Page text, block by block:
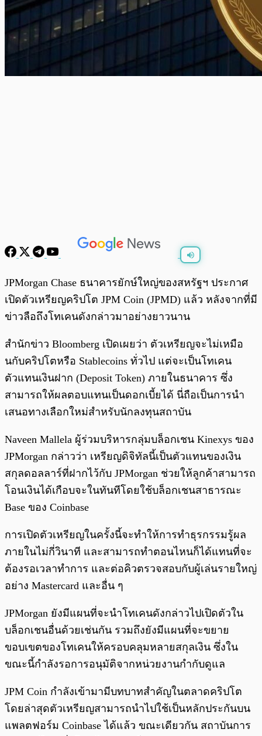
JPMorgan Chase ธนาคารยักษ์ใหญ่ของสหรัฐฯ ประกาศ
เปิดตัวเหรียญคริปโต JPM Coin (JPMD) แล้ว หลังจากที่มี
ข่าวลือถึงโทเคนดังกล่าวมาอย่างยาวนาน
สำนักข่าว Bloomberg เปิดเผยว่า ตัวเหรียญจะไม่เหมือ
นกับคริปโตหรือ Stablecoins ทั่วไป แต่จะเป็นโทเคน
ตัวแทนเงินฝาก (Deposit Token) ภายในธนาคาร ซึ่ง
สามารถให้ผลตอบแทนเป็นดอกเบี้ยได้ นี่ถือเป็นการนำ
เสนอทางเลือกใหม่สำหรับนักลงทุนสถาบัน
Naveen Mallela ผู้ร่วมบริหารกลุ่มบล็อกเชน Kinexys ของ
JPMorgan กล่าวว่า เหรียญดิจิทัลนี้เป็นตัวแทนของเงิน
สกุลดอลลาร์ที่ฝากไว้กับ JPMorgan ช่วยให้ลูกค้าสามารถ
โอนเงินได้เกือบจะในทันทีโดยใช้บล็อกเชนสาธารณะ
Base ของ Coinbase
การเปิดตัวเหรียญในครั้งนี้จะทำให้การทำธุรกรรมรู้ผล
ภายในไม่กี่วินาที และสามารถทำตอนไหนก็ได้แทนที่จะ
ต้องรอเวลาทำการ และต่อคิวตรวจสอบกับผู้เล่นรายใหญ่
อย่าง Mastercard และอื่น ๆ
JPMorgan ยังมีแผนที่จะนำโทเคนดังกล่าวไปเปิดตัวใน
บล็อกเชนอื่นด้วยเช่นกัน รวมถึงยังมีแผนที่จะขยาย
ขอบเขตของโทเคนให้ครอบคลุมหลายสกุลเงิน ซึ่งใน
ขณะนี้กำลังรอการอนุมัติจากหน่วยงานกำกับดูแล
JPM Coin กำลังเข้ามามีบทบาทสำคัญในตลาดคริปโต
โดยล่าสุดตัวเหรียญสามารถนำไปใช้เป็นหลักประกันบน
แพลตฟอร์ม Coinbase ได้แล้ว ขณะเดียวกัน สถาบันการ